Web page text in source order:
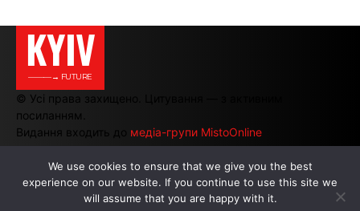
KYIV
———→ FUTURE
© Усі права захищено. Цитування — з активним
посиланням.
Видання входить до медіа-групи MistoOnline
АВТОРИ | РЕКЛАМА НА САЙТІ
We use cookies to ensure that we give you the best
experience on our website. If you continue to use this site we
will assume that you are happy with it.